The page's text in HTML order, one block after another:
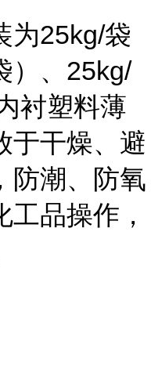
为25kg/袋
）、25kg/
衬塑料薄
于干燥、避
防潮、防氧
品操作，